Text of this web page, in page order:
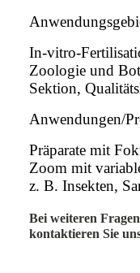
In-vitro-
Zoologie und
Sektion,
Anwendungen/
Präparate mit
Zoom mit
z. B. Insekten,
Bei weiteren
kontaktieren Sie